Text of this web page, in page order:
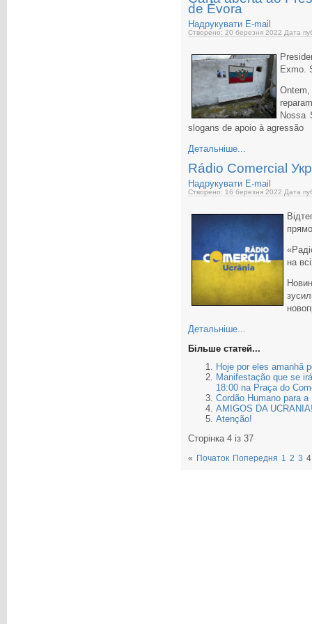
de Évora
Надрукувати E-mail
Створено: 20 березня 2022 Дата
Exmo.
Nossa
slogans de apoio à agressão
Детальніше...
Rádio Comercial
Надрукувати E-mail
Створено: 16 березня 2022 Дата
на
Детальніше...
Більше статей...
Hoje por eles amanhã
Manifestação que se
18:00 na Praça do
Cordão Humano para
AMIGOS DA
Atenção!
Сторінка 4 із 37
« Початок Попередня 1 2 3 4